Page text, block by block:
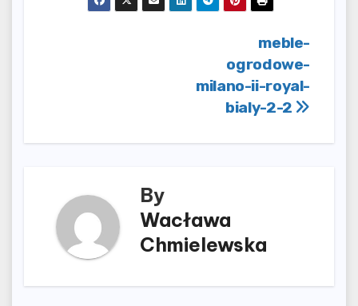
meble-
ogrodowe-
milano-ii-royal-
bialy-2-2
By
Wacława
Chmielewska